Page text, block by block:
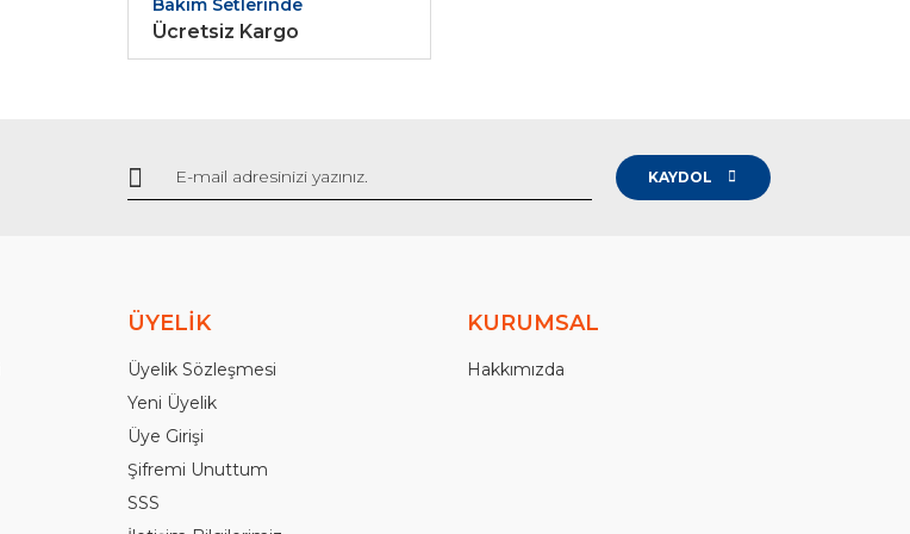
Bakım Setlerinde
Ücretsiz Kargo
KAYDOL
ÜYELİK
Üyelik Sözleşmesi
Yeni Üyelik
Üye Girişi
Şifremi Unuttum
SSS
KURUMSAL
Hakkımızda